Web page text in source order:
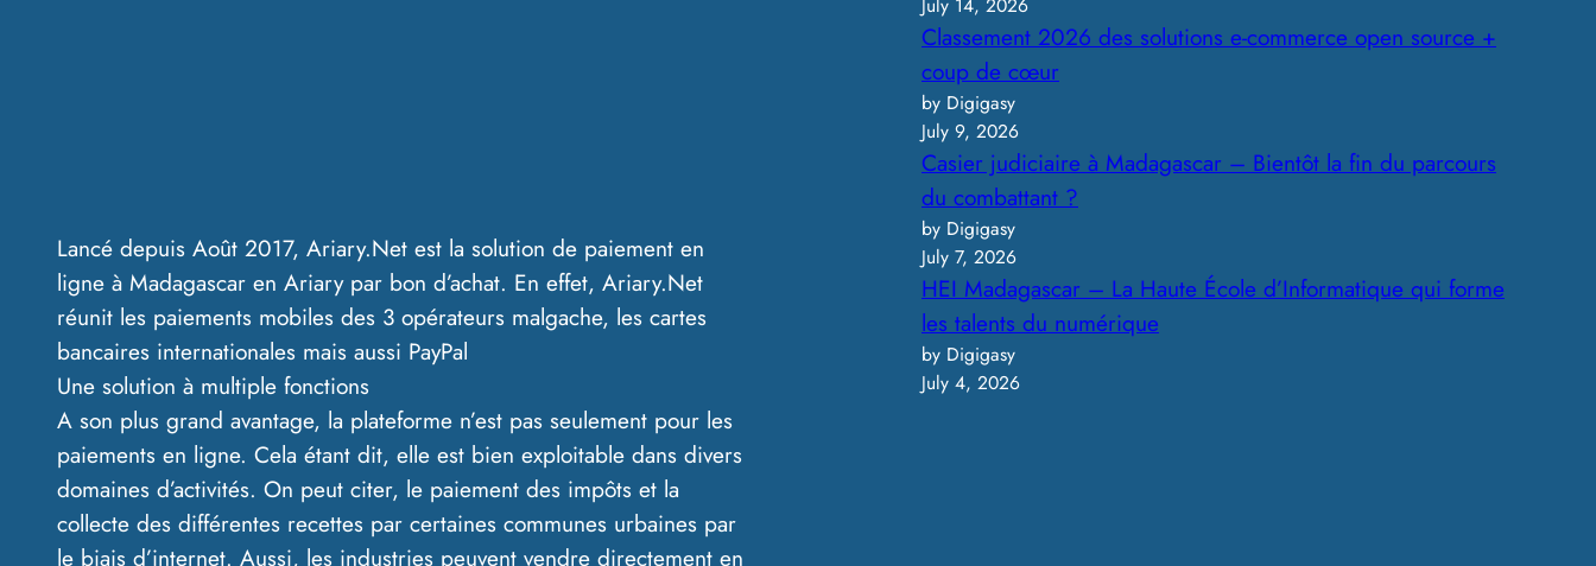
Lancé depuis Août 2017, Ariary.Net est la solution de paiement en
ligne à Madagascar en Ariary par bon d’achat. En effet, Ariary.Net
réunit les paiements mobiles des 3 opérateurs malgache, les cartes
bancaires internationales mais aussi PayPal
Une solution à multiple fonctions
A son plus grand avantage, la plateforme n’est pas seulement pour les
paiements en ligne. Cela étant dit, elle est bien exploitable dans divers
domaines d’activités. On peut citer, le paiement des impôts et la
collecte des différentes recettes par certaines communes urbaines par
le biais d’internet. Aussi, les industries peuvent vendre directement en
Classement 2026 des solutions e-commerce open source +
coup de cœur
by Digigasy
July 9, 2026
Casier judiciaire à Madagascar – Bientôt la fin du parcours
du combattant ?
by Digigasy
July 7, 2026
HEI Madagascar – La Haute École d’Informatique qui forme
les talents du numérique
by Digigasy
July 4, 2026